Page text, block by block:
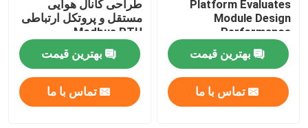
اینورتر هیبریدی خورشیدی
Platform Evaluates
Module Design
Performance
بهترین قیمت
تماس با ما
طراحی کانال هوایی
مستقل و پروتکل ارتباطی
Modbus RTU
50Hz/60Hz±5% فرکانس
ورودی
بهترین قیمت
تماس با ما